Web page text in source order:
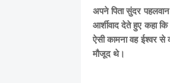
अपने पिता सुंदर
आर्शीवाद देते हुए कहा
ऐसी कामना वह ईश्वर
मौजूद थे।